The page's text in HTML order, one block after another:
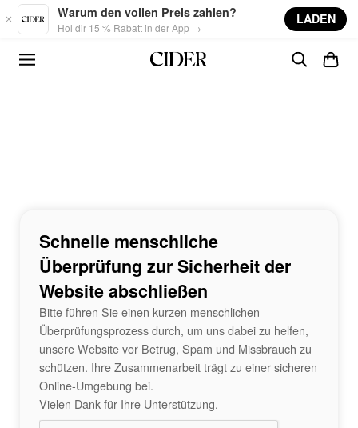
Skip to main content
Warum den vollen Preis zahlen?
Hol dir 15 % Rabatt in der App →
LADEN
Schnelle menschliche
Überprüfung zur Sicherheit der
Website abschließen
Bitte führen Sie einen kurzen menschlichen
Überprüfungsprozess durch, um uns dabei zu helfen,
unsere Website vor Betrug, Spam und Missbrauch zu
schützen. Ihre Zusammenarbeit trägt zu einer sicheren
Online-Umgebung bei.
Vielen Dank für Ihre Unterstützung.